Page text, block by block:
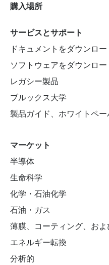
購入場所
サービスとサポート
ドキュメントをダウンロー
ソフトウェアをダウンロー
レガシー製品
ブルックス大学
製品ガイド、ホワイトペ
マーケット
半導体
生命科学
化学・石油化学
石油・ガス
薄膜、コーティング、お
エネルギー転換
分析的